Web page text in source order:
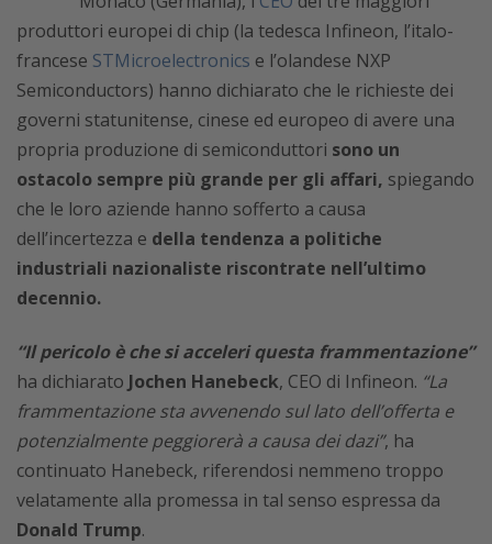
produttori europei di chip (la tedesca Infineon, l’italo-
francese STMicroelectronics e l’olandese NXP
Semiconductors) hanno dichiarato che le richieste dei
governi statunitense, cinese ed europeo di avere una
propria produzione di semiconduttori sono un
ostacolo sempre più grande per gli affari, spiegando
che le loro aziende hanno sofferto a causa
dell’incertezza e della tendenza a politiche
industriali nazionaliste riscontrate nell’ultimo
decennio.
“Il pericolo è che si acceleri questa frammentazione”
ha dichiarato Jochen Hanebeck, CEO di Infineon. “La
frammentazione sta avvenendo sul lato dell’offerta e
potenzialmente peggiorerà a causa dei dazi”, ha
continuato Hanebeck, riferendosi nemmeno troppo
velatamente alla promessa in tal senso espressa da
Donald Trump.